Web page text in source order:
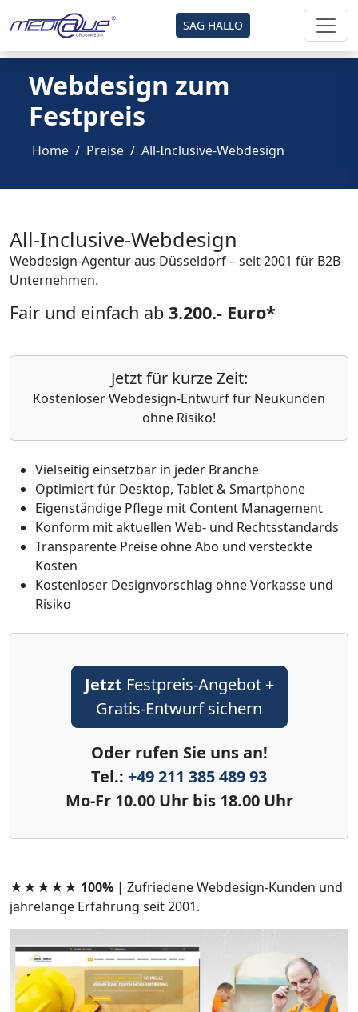
SAG HALLO
Webdesign zum
Festpreis
Home Preise All-Inclusive-Webdesign
All-Inclusive-Webdesign
Webdesign-Agentur aus Düsseldorf – seit 2001 für B2B-
Unternehmen.
Fair und einfach ab 3.200.- Euro*
Jetzt für kurze Zeit:
Kostenloser Webdesign-Entwurf für Neukunden
ohne Risiko!
Vielseitig einsetzbar in jeder Branche
Optimiert für Desktop, Tablet & Smartphone
Eigenständige Pflege mit Content Management
Konform mit aktuellen Web- und Rechtsstandards
Transparente Preise ohne Abo und versteckte
Kosten
Kostenloser Designvorschlag ohne Vorkasse und
Risiko
Jetzt Festpreis-Angebot +
Gratis-Entwurf sichern
Oder rufen Sie uns an!
Tel.: +49 211 385 489 93
Mo-Fr 10.00 Uhr bis 18.00 Uhr
★★★★★ 100% | Zufriedene Webdesign-Kunden und
jahrelange Erfahrung seit 2001.